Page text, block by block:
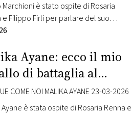
Marchioni è stato ospite di Rosaria
e Filippo Firli per parlare del suo
“Il Dio dell’amore” di Francesco
Benedetta Cimatti, Chiara Ferrara,
Fortuna, Vinicio Marchioni, Isabella
Vanessa Scalera e Francesco
Questa la sinossi: il Dio dell’Amore è
o un’esplorazione,…
Ayane: ecco il mio
di battaglia al
COME NOI MALIKA AYANE 23-03-2026
Ayane è stata ospite di Rosaria Renna e